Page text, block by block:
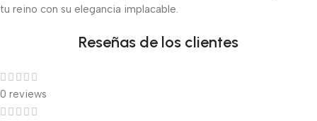
tu reino con su elegancia implacable.
Reseñas de los clientes
0 reviews